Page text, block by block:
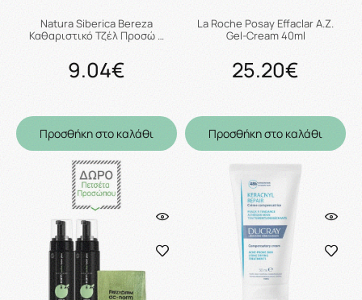
Natura Siberica Bereza
Καθαριστικό Τζέλ Προσώ …
9.04€
Προσθήκη στο καλάθι
La Roche Posay Effaclar A.Z.
Gel-Cream 40ml
25.20€
Προσθήκη στο καλάθι